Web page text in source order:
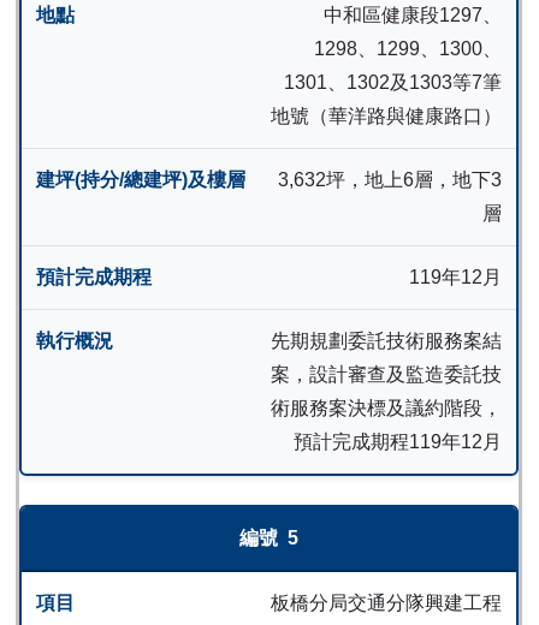
中和區健康段1297、
1298、1299、1300、
1301、1302及1303等7筆
地號（華洋路與健康路口）
3,632坪，地上6層，地下3
層
119年12月
先期規劃委託技術服務案結
案，設計審查及監造委託技
術服務案決標及議約階段，
預計完成期程119年12月
5
板橋分局交通分隊興建工程